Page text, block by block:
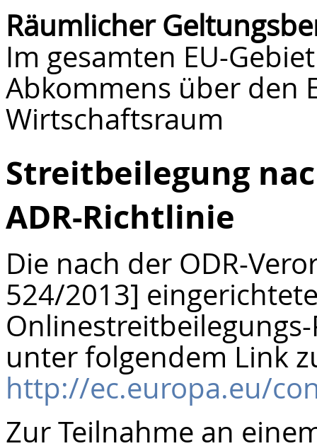
Räumlicher
Im gesamten EU-
Abkommens über den
Wirtschaftsraum
Streitbeilegung
ADR-Richtlinie
Die nach der ODR-
524/2013]
unter folgendem Link
http://ec.europa.eu/
Zur Teilnahme an